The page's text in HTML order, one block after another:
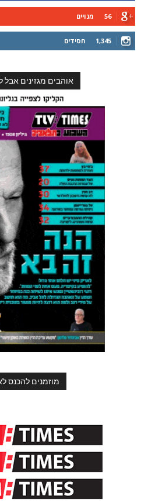
56 מנויים
1,345 חסידים
אוהבים מגזינים אבל
מוזמנים להכנס